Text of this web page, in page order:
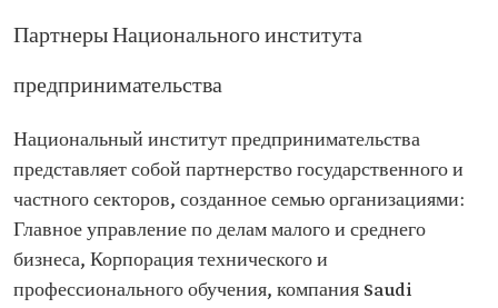
Партнеры Национального института
предпринимательства
Национальный институт предпринимательства
представляет собой партнерство государственного и
частного секторов, созданное семью организациями:
Главное управление по делам малого и среднего
бизнеса, Корпорация технического и
профессионального обучения, компания Saudi